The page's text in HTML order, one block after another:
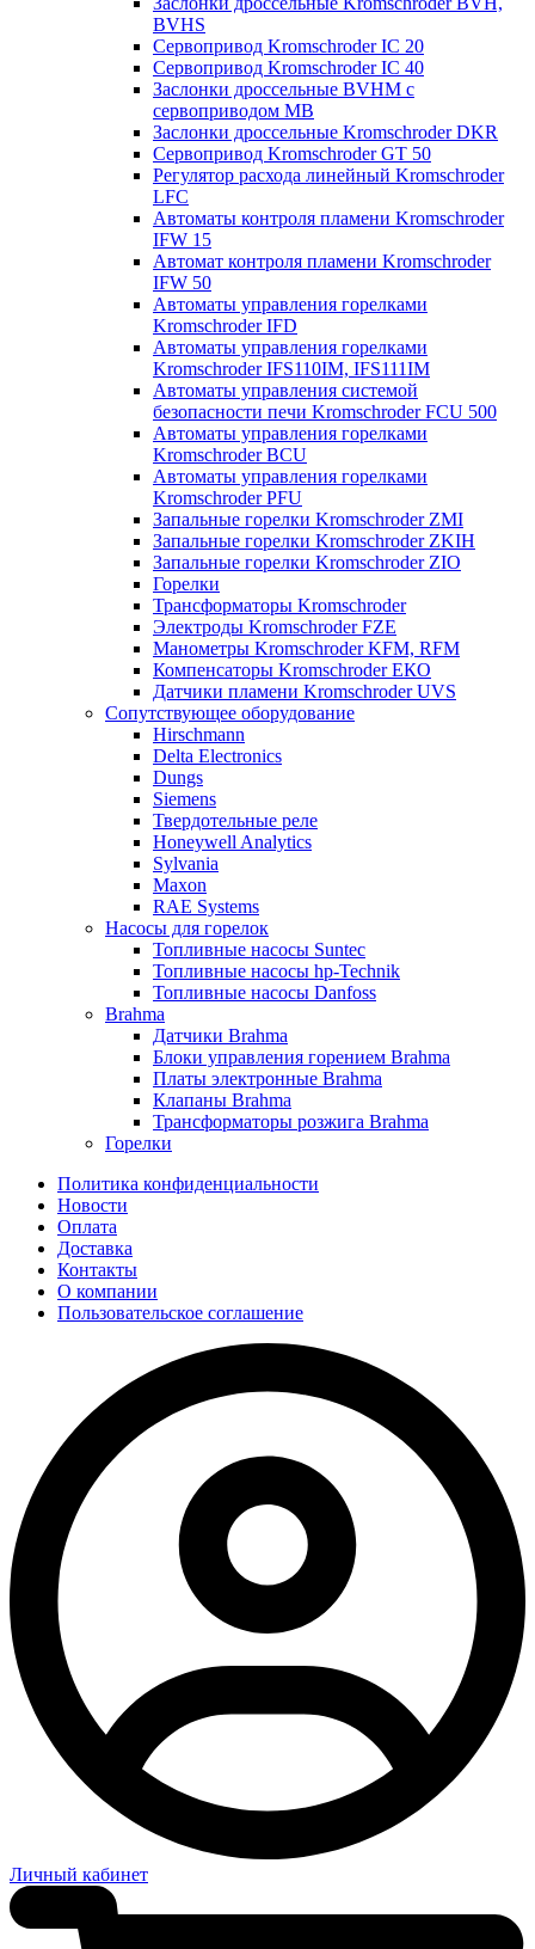
BVHS
Сервопривод Kromschroder IC 20
Сервопривод Kromschroder IC 40
Заслонки дроссельные BVHM с
сервоприводом МВ
Заслонки дроссельные Kromschroder DKR
Cервопривод Kromschroder GT 50
Регулятор расхода линейный Kromschroder
LFC
Автоматы контроля пламени Kromschroder
IFW 15
Автомат контроля пламени Kromschroder
IFW 50
Автоматы управления горелками
Kromschroder IFD
Автоматы управления горелками
Kromschroder IFS110IM, IFS111IM
Автоматы управления системой
безопасности печи Kromschroder FCU 500
Автоматы управления горелками
Kromschroder BCU
Автоматы управления горелками
Kromschroder PFU
Запальные горелки Kromschroder ZМI
Запальные горелки Kromschroder ZKIH
Запальные горелки Kromschroder ZIO
Горелки
Трансформаторы Kromschroder
Электроды Kromschroder FZE
Манометры Kromschroder KFM, RFM
Компенсаторы Kromschroder ЕКО
Датчики пламени Kromschroder UVS
Сопутствующее оборудование
Hirschmann
Delta Electronics
Dungs
Siemens
Твердотельные реле
Honeywell Analytics
Sylvania
Maxon
RAE Systems
Насосы для горелок
Топливные насосы Suntec
Топливные насосы hp-Technik
Топливные насосы Danfoss
Brahma
Датчики Brahma
Блоки управления горением Brahma
Платы электронные Brahma
Клапаны Brahma
Трансформаторы розжига Brahma
Горелки
Политика конфиденциальности
Новости
Оплата
Доставка
Контакты
О компании
Пользовательское соглашение
Личный кабинет